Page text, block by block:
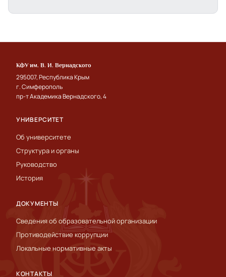
КФУ им. В. И. Вернадского
295007, Республика Крым
г. Симферополь
пр-т Академика Вернадского, 4
УНИВЕРСИТЕТ
Об университете
Структура и органы
Руководство
История
ДОКУМЕНТЫ
Сведения об образовательной организации
Противодействие коррупции
Локальные нормативные акты
КОНТАКТЫ